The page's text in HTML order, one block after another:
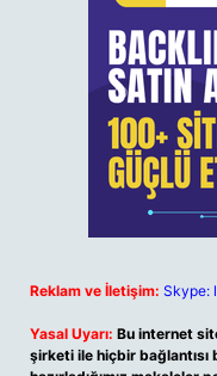
Reklam ve İletişim: Skype:
Yasal Uyarı: Bu internet
şirketi ile hiçbir bağlantısı